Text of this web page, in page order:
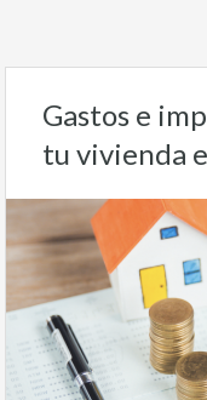
Gastos e
tu vivienda